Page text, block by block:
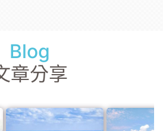
Blog
章分享